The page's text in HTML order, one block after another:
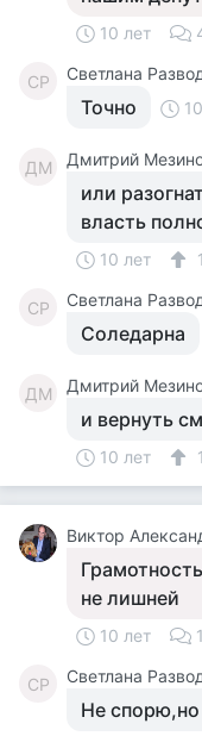
10 лет
СР Светлана
Точно
ДМ Дмитрий
или
власть
10 лет 1
СР Светлана
Соледарна
ДМ Дмитрий
и вернуть
10 лет 1
не лишней
10 лет 1
СР Светлана
Не спорю,но